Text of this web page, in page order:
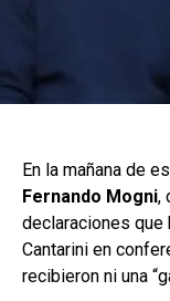
En la mañana de
Fernando Mogni,
declaraciones
Cantarini en
recibieron ni una